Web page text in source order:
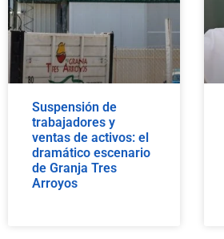
Suspensión de
trabajadores y
ventas de activos: el
dramático escenario
de Granja Tres
Arroyos